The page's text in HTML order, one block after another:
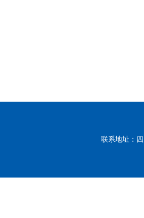
联系地址：